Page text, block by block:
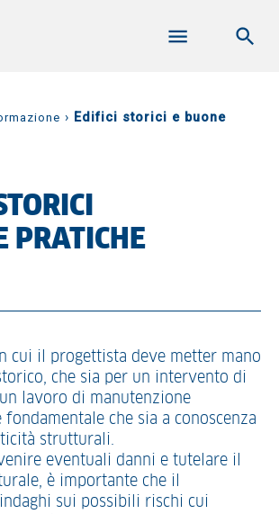
› Edifici storici e buone
PRATICHE
cui il progettista deve metter mano
che sia per un intervento di
lavoro di manutenzione
che sia a conoscenza
strutturali.
eventuali danni e tutelare il
è importante che il
sui possibili rischi cui